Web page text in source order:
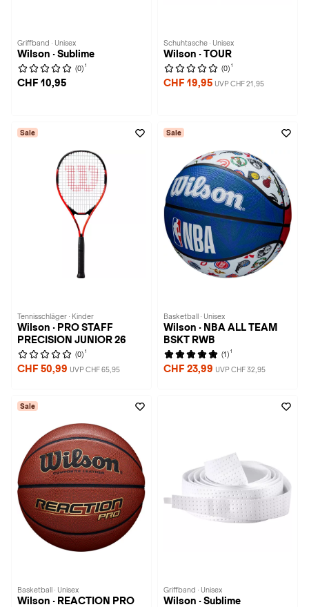
Griffband · Unisex
Wilson · Sublime
(0) 1
CHF 10,95
Schuhtasche · Unisex
Wilson · TOUR
(0) 1
CHF 19,95 UVP CHF 21,95
Sale
Tennisschläger · Kinder
Wilson · PRO STAFF
PRECISION JUNIOR 26
(0) 1
CHF 50,99 UVP CHF 65,95
Sale
Basketball · Unisex
Wilson · NBA ALL TEAM
BSKT RWB
(1) 1
CHF 23,99 UVP CHF 32,95
Sale
Basketball · Unisex
Wilson · REACTION PRO
Griffband · Unisex
Wilson · Sublime